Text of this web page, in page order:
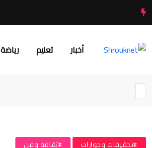
أخبار تعليم رياضة
#تحقيقات وحوارات #ثقافة وفن